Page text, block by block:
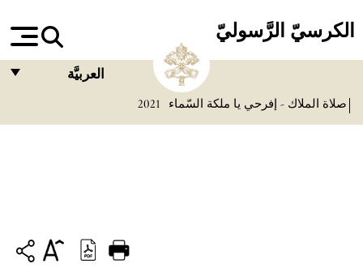
الكرسيّ الرَّسوليّ
العربيَّة
DEUTSCH
صلاة الملاك - إفرحي يا ملكة السّماء 2021